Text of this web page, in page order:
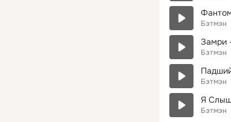
Бэтмэн
Замри
Бэтмэн
Бэтмэн
Я
Бэтмэн